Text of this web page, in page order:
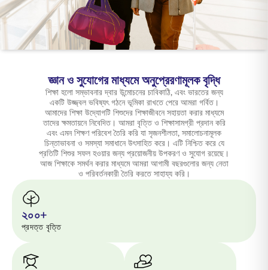
ENGLISH
অনলাইনে কিনুন প্রিমিয়াম পরিশোধ করুন
জ্ঞান ও সুযোগের মাধ্যমে অনুপ্রেরণামূলক বৃদ্ধি
শিক্ষা হলো সম্ভাবনার দ্বার উন্মোচনের চাবিকাঠি, এবং ভারতের জন্য
একটি উজ্জ্বল ভবিষ্যৎ গঠনে ভূমিকা রাখতে পেরে আমরা গর্বিত।
আমাদের শিক্ষা উদ্যোগটি শিশুদের শিক্ষাজীবনে সহায়তা করার মাধ্যমে
তাদের ক্ষমতায়নে নিবেদিত। আমরা বৃত্তি ও শিক্ষাসামগ্রী প্রদান করি
এবং এমন শিক্ষণ পরিবেশ তৈরি করি যা সৃজনশীলতা, সমালোচনামূলক
চিন্তাভাবনা ও সমস্যা সমাধানে উৎসাহিত করে। এটি নিশ্চিত করে যে
প্রতিটি শিশুর সফল হওয়ার জন্য প্রয়োজনীয় উপকরণ ও সুযোগ রয়েছে।
আজ শিক্ষাকে সমর্থন করার মাধ্যমে আমরা আগামী বছরগুলোর জন্য নেতা
ও পরিবর্তনকারী তৈরি করতে সাহায্য করি।
২০০+
প্রদত্ত বৃত্তি